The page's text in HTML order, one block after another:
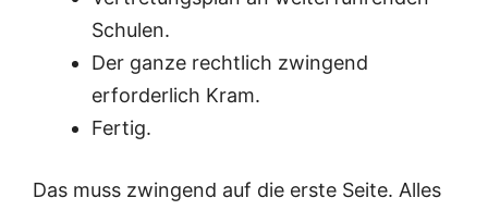
Schulen.
Der ganze rechtlich zwingend
erforderlich Kram.
Fertig.
Das muss zwingend auf die erste Seite. Alles